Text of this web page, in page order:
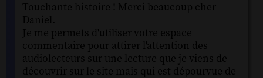
Touchante histoire ! Merci beaucoup cher
Daniel.
Je me permets d'utiliser votre espace
commentaire pour attirer l'attention des
audiolecteurs sur une lecture que je viens de
découvrir sur le site mais qui est dépourvue de